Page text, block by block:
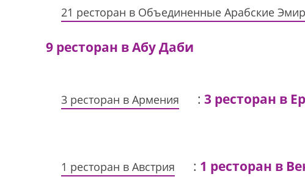
21 ресторан в Объединенные Арабские
9 ресторан в Абу Даби
3 ресторан в Армения :3 ресторан в
1 ресторан в Австрия : 1 ресторан в